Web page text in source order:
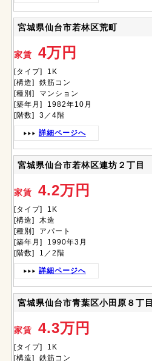
宮城県仙台市若林区荒町
家賃 4万円
[タイプ] 1K
[構造] 鉄筋コン
[種別] マンション
[築年月] 1982年10月
[階数] 3／4階
詳細ページへ
宮城県仙台市若林区連坊２丁目
家賃 4.2万円
[タイプ] 1K
[構造] 木造
[種別] アパート
[築年月] 1990年3月
[階数] 1／2階
詳細ページへ
宮城県仙台市青葉区小田原８丁目
家賃 4.3万円
[タイプ] 1K
[構造] 鉄筋コン